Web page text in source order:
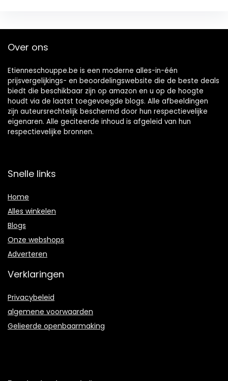
Over ons
Etienneschouppe.be is een moderne alles-in-één
prijsvergelijkings- en beoordelingswebsite die de beste deals
biedt die beschikbaar zijn op amazon en u op de hoogte
houdt via de laatst toegevoegde blogs. Alle afbeeldingen
zijn auteursrechtelijk beschermd door hun respectievelijke
eigenaren. Alle geciteerde inhoud is afgeleid van hun
respectievelijke bronnen.
Snelle links
Home
Alles winkelen
Blogs
Onze webshops
Adverteren
Verklaringen
Privacybeleid
algemene voorwaarden
Gelieerde openbaarmaking